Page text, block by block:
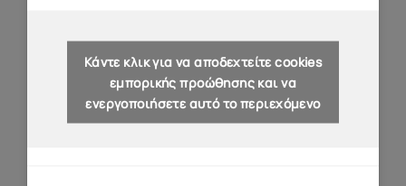
Κάντε κλικ για να αποδεχτείτε cookies
εμπορικής προώθησης και να
ενεργοποιήσετε αυτό το περιεχόμενο